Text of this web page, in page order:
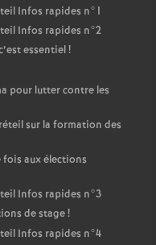
Infos rapides n°1
Infos rapides n°2
essentiel!
pour lutter contre les
sur la formation des
aux élections
Infos rapides n°3
de stage!
Infos rapides n°4